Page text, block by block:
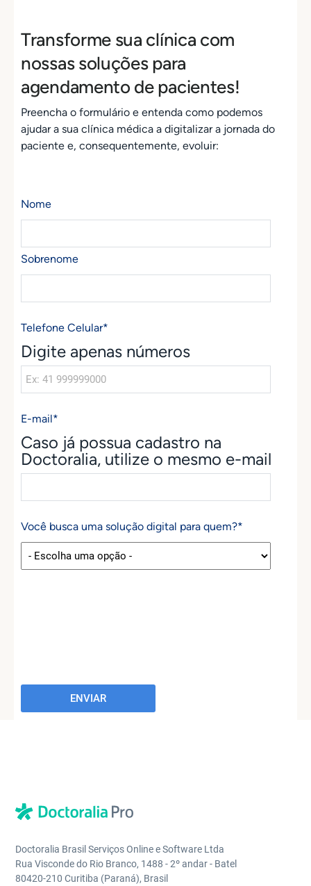
Transforme sua clínica com
nossas soluções para
agendamento de pacientes!
Preencha o formulário e entenda como podemos
ajudar a sua clínica médica a digitalizar a jornada do
paciente e, consequentemente, evoluir:
Nome
Sobrenome
Telefone Celular*
Digite apenas números
E-mail*
Caso já possua cadastro na
Doctoralia, utilize o mesmo e-mail
Você busca uma solução digital para quem?*
Doctoralia Brasil Serviços Online e Software Ltda
Rua Visconde do Rio Branco, 1488 - 2º andar - Batel
80420-210 Curitiba (Paraná), Brasil